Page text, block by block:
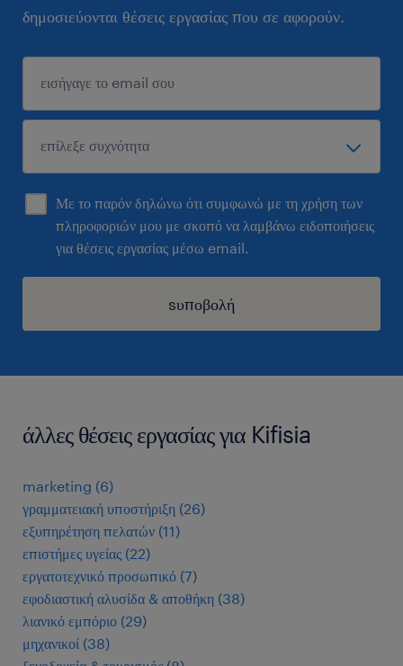
δημοσιεύονται θέσεις εργασίας που σε αφορούν.
Με το παρόν δηλώνω ότι συμφωνώ με τη χρήση των
πληροφοριών μου με σκοπό να λαμβάνω ειδοποιήσεις
για θέσεις εργασίας μέσω email.
sυποβολή
άλλες θέσεις εργασίας για Kifisia
marketing (6)
γραμματειακή υποστήριξη (26)
εξυπηρέτηση πελατών (11)
επιστήμες υγείας (22)
εργατοτεχνικό προσωπικό (7)
εφοδιαστική αλυσίδα & αποθήκη (38)
λιανικό εμπόριο (29)
μηχανικοί (38)